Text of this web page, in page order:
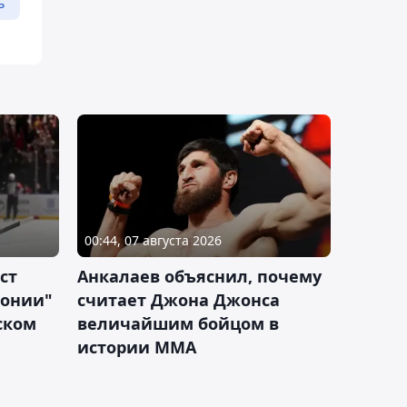
00:44, 07 августа 2026
Анкалаев объяснил, почему
считает Джона Джонса
величайшим бойцом в
истории ММА